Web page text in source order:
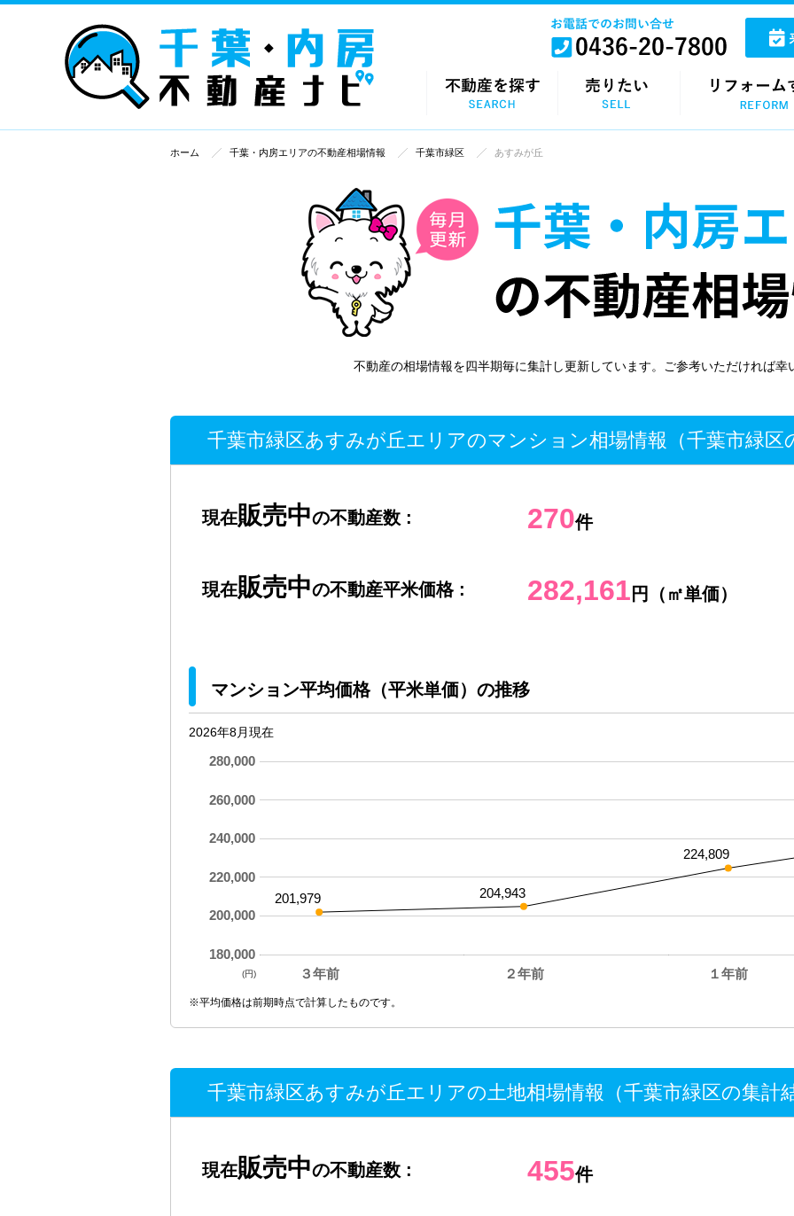
ホーム 千葉・内房エリアの不動産相場情報 千葉市緑区 あすみが丘
不動産の相場情報を四半期毎に集計し更新しています。ご参考いただければ幸
千葉市緑区あすみが丘エリアのマンション相場情報（千葉市緑区
現在販売中の不動産数 : 270件
現在販売中の不動産平米価格 : 282,161 円（㎡単価）
マンション平均価格（平米単価）の推移
2026年8月現在
３年前 ２年前 １年前
180,000
200,000
220,000
240,000
260,000
280,000
201,979 204,943
224,809
(円)
※平均価格は前期時点で計算したものです。
千葉市緑区あすみが丘エリアの土地相場情報（千葉市緑区の集計
現在販売中の不動産数 : 455件